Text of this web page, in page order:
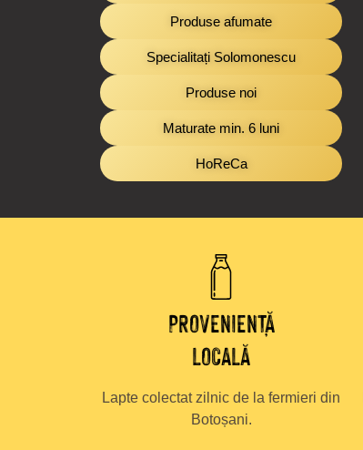
Produse afumate
Specialitați Solomonescu
Produse noi
Maturate min. 6 luni
HoReCa
PROVENIENȚĂ
LOCALĂ
Lapte colectat zilnic de la fermieri din
Botoșani.